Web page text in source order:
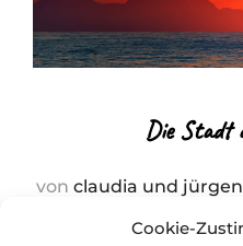
Cookie-
Die Stadt
von claudia und jürgen
2022